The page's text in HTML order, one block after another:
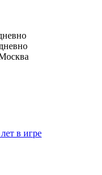
в игре